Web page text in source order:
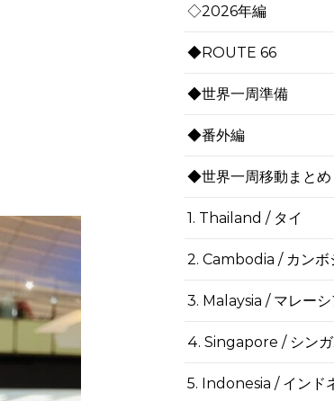
◇2026年編
◆ROUTE 66
◆世界一周準備
◆番外編
◆世界一周移動まとめ
1. Thailand / タイ
2. Cambodia / カンボ
3. Malaysia / マレーシ
4. Singapore / シン
5. Indonesia / インド